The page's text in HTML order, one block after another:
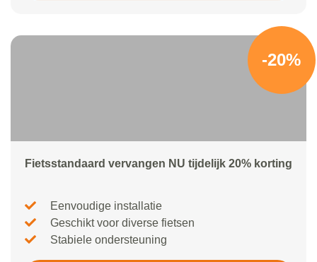
-20%
Fietsstandaard vervangen NU tijdelijk 20% korting
Eenvoudige installatie
Geschikt voor diverse fietsen
Stabiele ondersteuning